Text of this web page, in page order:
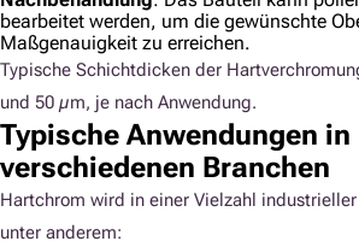
bearbeitet werden, um die gewünschte
Maßgenauigkeit zu erreichen.
Typische Schichtdicken der
und 50 µm, je nach Anwendung.
Typische Anwendungen in
verschiedenen Branchen
Hartchrom wird in einer Vielzahl
unter anderem: